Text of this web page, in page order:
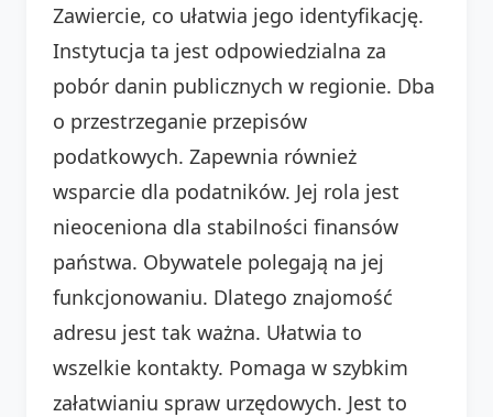
Zawiercie, co ułatwia jego identyfikację.
Instytucja ta jest odpowiedzialna za
pobór danin publicznych w regionie. Dba
o przestrzeganie przepisów
podatkowych. Zapewnia również
wsparcie dla podatników. Jej rola jest
nieoceniona dla stabilności finansów
państwa. Obywatele polegają na jej
funkcjonowaniu. Dlatego znajomość
adresu jest tak ważna. Ułatwia to
wszelkie kontakty. Pomaga w szybkim
załatwianiu spraw urzędowych. Jest to